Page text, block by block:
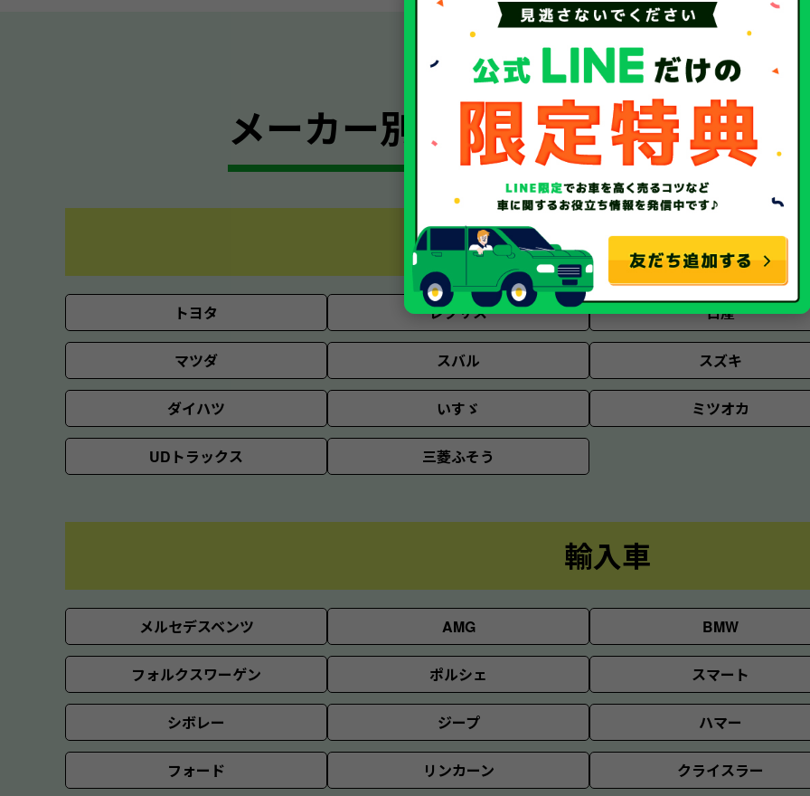
メーカー別の 中古車・廃車・事
国産車
トヨタ レクサス 日産
マツダ スバル スズキ
ダイハツ いすゞ ミツオカ
UDトラックス 三菱ふそう
輸入車
メルセデスベンツ AMG BMW
フォルクスワーゲン ポルシェ スマート
シボレー ジープ ハマー
フォード リンカーン クライスラー